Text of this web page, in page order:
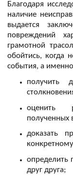
Благодаря
наличие
выдается
повреждений
грамотной
обойтись, когда
получить
оценить
полученных
доказать
определить
друг друга;